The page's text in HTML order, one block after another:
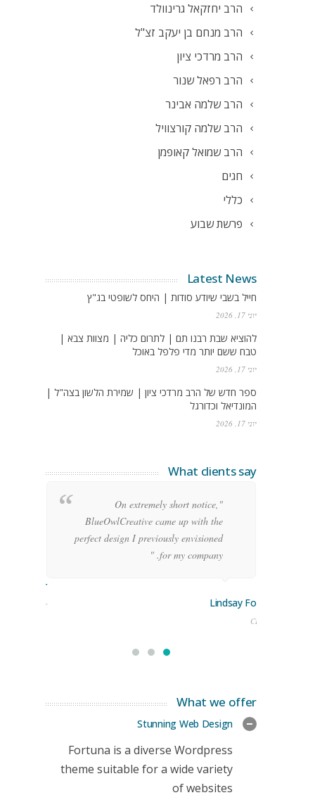
הרב יחזקאל גרינוולד
הרב מנחם בן יעקב זצ"ל
הרב מרדכי ציון
הרב רפאל שנור
הרב שלמה אבינר
הרב שלמה קורצוויל
הרב שמואל קאופמן
חגים
כללי
פרשת שבוע
Latest News
חייל בשבי שיודע סודות | היחס לשופטי בג"ץ
יוני 17, 2026
להוציא שבת רבנו תם | לתרום כליה | מצוות צבא |
טבח ששם יותר מדי פלפל באוכל
יוני 17, 2026
ספר חדש של הרב מרדכי ציון | שמירת הלשון בצה"ל |
המונדיאל וכדורגל
יוני 17, 2026
What clients say
"On extremely short notice,
BlueOwlCreative came up with the
perfect design I previously envisioned
for my company. "
Lindsay Ford
CEO
Stoner
Manager
What we offer
Stunning Web Design
Fortuna is a diverse Wordpress
theme suitable for a wide variety
of websites